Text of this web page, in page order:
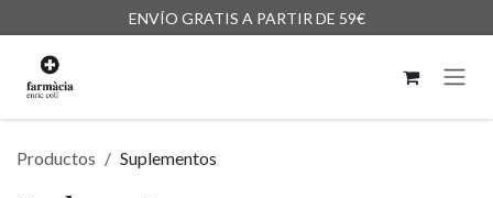
ENVÍO GRATIS A PARTIR DE 59€
Productos Suplementos